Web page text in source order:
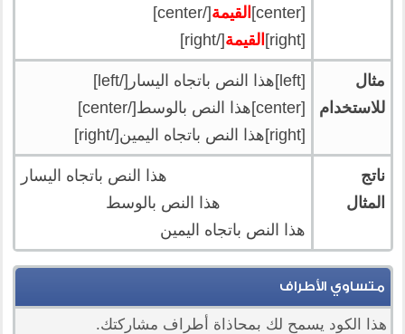
[center]
القيمة[/center]
[right]
القيمة[/right]
مثال
للاستخدام
[left]هذا النص باتجاه اليسار[/left]
[center]هذا النص بالوسط[/center]
[right]هذا النص باتجاه اليمين[/right]
ناتج
المثال
هذا النص باتجاه اليسار
هذا النص بالوسط
هذا النص باتجاه اليمين
متساوي الأطراف
هذا الكود يسمح لك بمحاذاة أطراف مشاركتك.